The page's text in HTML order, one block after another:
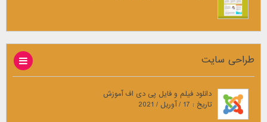
طراحی سایت
دانلود فیلم و فایل پی دی اف آموزش
تاریخ : 17 / آوریل / 2021